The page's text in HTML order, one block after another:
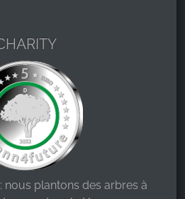
nous plantons des arbres à